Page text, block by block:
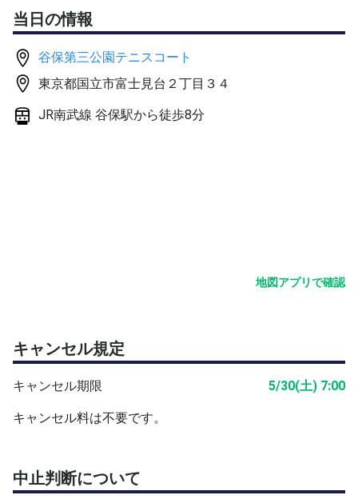
場合があります。
※駐車場は良く分かりません。(すいまんせん。調査不足で
す。)
※シングルスポールはありません。
※テニスオフ開催は初心者なので至らぬ点はご容赦くださ
い。
当日の情報
谷保第三公園テニスコート
東京都国立市富士見台２丁目３４
JR南武線 谷保駅から徒歩8分
地図アプリで確認
キャンセル規定
キャンセル期限 5/30(土) 7:00
キャンセル料は不要です。
中止判断について